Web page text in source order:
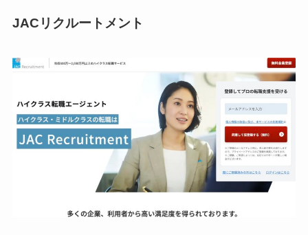
JACリクルートメント